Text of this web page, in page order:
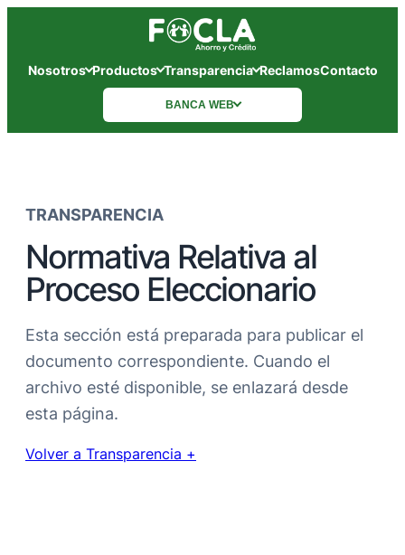
Nosotros Productos Transparencia ReclamosContacto
BANCA WEB
TRANSPARENCIA
Normativa Relativa al
Proceso Eleccionario
Esta sección está preparada para publicar el
documento correspondiente. Cuando el
archivo esté disponible, se enlazará desde
esta página.
Volver a Transparencia +